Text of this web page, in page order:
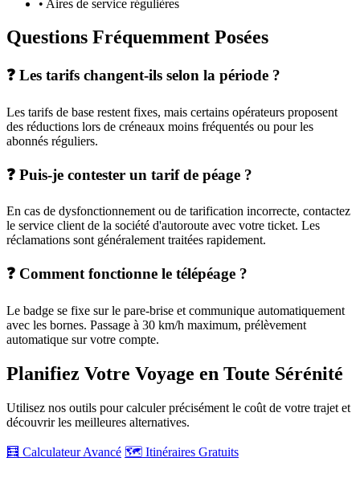
• Aires de service régulières
Questions Fréquemment Posées
❓ Les tarifs changent-ils selon la période ?
Les tarifs de base restent fixes, mais certains opérateurs proposent
des réductions lors de créneaux moins fréquentés ou pour les
abonnés réguliers.
❓ Puis-je contester un tarif de péage ?
En cas de dysfonctionnement ou de tarification incorrecte, contactez
le service client de la société d'autoroute avec votre ticket. Les
réclamations sont généralement traitées rapidement.
❓ Comment fonctionne le télépéage ?
Le badge se fixe sur le pare-brise et communique automatiquement
avec les bornes. Passage à 30 km/h maximum, prélèvement
automatique sur votre compte.
Planifiez Votre Voyage en Toute Sérénité
Utilisez nos outils pour calculer précisément le coût de votre trajet et
découvrir les meilleures alternatives.
🧮 Calculateur Avancé 🗺️ Itinéraires Gratuits